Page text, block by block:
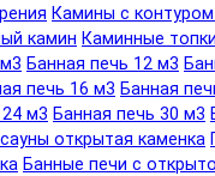
Камины с
камин Каминные топки
Банная печь 12 м3
печь 16 м3 Банная
м3 Банная печь 30 м3
открытая каменка
Банные печи с